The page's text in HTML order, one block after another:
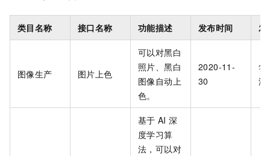
类目名称 接口名称 功能描述 发布时间 发
图像生产 图片上色
可以对黑白
照片、黑白
图像自动上
色。
2020-11-
30
华
海
基于 AI 深
度学习算
法，可以对